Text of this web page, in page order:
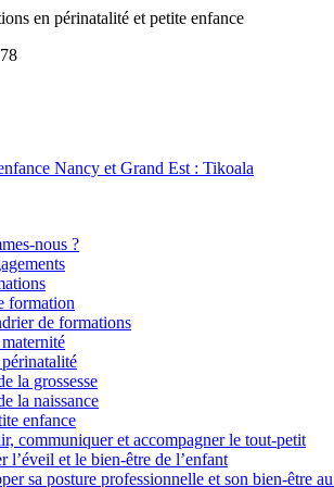
en périnatalité et petite enfance
nous ?
formation
de formations
la grossesse
la naissance
enfance
communiquer et accompagner le tout-petit
l’éveil et le bien-être de l’enfant
sa posture professionnelle et son bien-être